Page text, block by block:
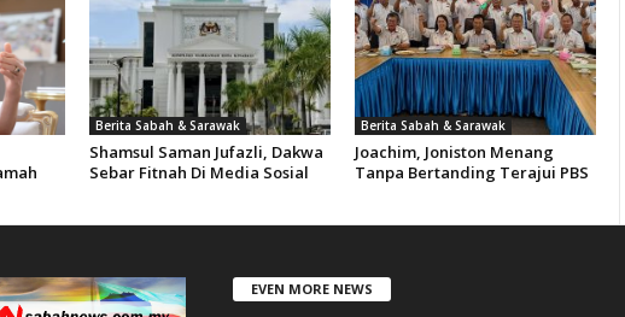
Berita Sabah & Sarawak
Shamsul Saman Jufazli, Dakwa
Sebar Fitnah Di Media Sosial
Berita Sabah & Sarawak
Joachim, Joniston Menang
Tanpa Bertanding Terajui PBS
EVEN MORE NEWS